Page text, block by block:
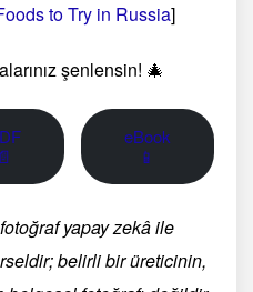
to Try in Russia]
şenlensin! 🎄
📄
eBook
📱
yapay zekâ ile
belirli bir üreticinin,